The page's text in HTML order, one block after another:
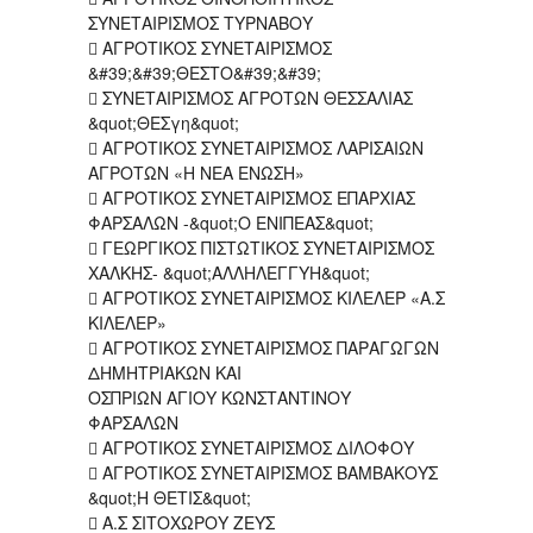
ΣΥΝΕΤΑΙΡΙΣΜΟΣ ΤΥΡΝΑΒΟΥ
 ΑΓΡΟΤΙΚΟΣ ΣΥΝΕΤΑΙΡΙΣΜΟΣ
&#39;&#39;ΘΕΣΤΟ&#39;&#39;
 ΣΥΝΕΤΑΙΡΙΣΜΟΣ ΑΓΡΟΤΩΝ ΘΕΣΣΑΛΙΑΣ
&quot;ΘΕΣγη&quot;
 ΑΓΡΟΤΙΚΟΣ ΣΥΝΕΤΑΙΡΙΣΜΟΣ ΛΑΡΙΣΑΙΩΝ
ΑΓΡΟΤΩΝ «Η ΝΕΑ ΕΝΩΣΗ»
 ΑΓΡΟΤΙΚΟΣ ΣΥΝΕΤΑΙΡΙΣΜΟΣ ΕΠΑΡΧΙΑΣ
ΦΑΡΣΑΛΩΝ -&quot;Ο ΕΝΙΠΕΑΣ&quot;
 ΓΕΩΡΓΙΚΟΣ ΠΙΣΤΩΤΙΚΟΣ ΣΥΝΕΤΑΙΡΙΣΜΟΣ
ΧΑΛΚΗΣ- &quot;ΑΛΛΗΛΕΓΓΥΗ&quot;
 ΑΓΡΟΤΙΚΟΣ ΣΥΝΕΤΑΙΡΙΣΜΟΣ ΚΙΛΕΛΕΡ «Α.Σ
ΚΙΛΕΛΕΡ»
 ΑΓΡΟΤΙΚΟΣ ΣΥΝΕΤΑΙΡΙΣΜΟΣ ΠΑΡΑΓΩΓΩΝ
ΔΗΜΗΤΡΙΑΚΩΝ ΚΑΙ
ΟΣΠΡΙΩΝ ΑΓΙΟΥ ΚΩΝΣΤΑΝΤΙΝΟΥ
ΦΑΡΣΑΛΩΝ
 ΑΓΡΟΤΙΚΟΣ ΣΥΝΕΤΑΙΡΙΣΜΟΣ ΔΙΛΟΦΟΥ
 ΑΓΡΟΤΙΚΟΣ ΣΥΝΕΤΑΙΡΙΣΜΟΣ ΒΑΜΒΑΚΟΥΣ
&quot;Η ΘΕΤΙΣ&quot;
 Α.Σ ΣΙΤΟΧΩΡΟΥ ΖΕΥΣ